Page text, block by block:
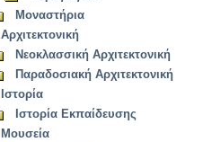
Μοναστήρια
Αρχιτεκτονική
Νεοκλασσική Αρχιτεκτονική
Παραδοσιακή Αρχιτεκτονική
Ιστορία
Ιστορία Εκπαίδευσης
Μουσεία